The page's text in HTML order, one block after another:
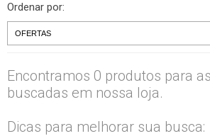
Ordenar por:
Encontramos 0 produtos para
buscadas em nossa loja.
Dicas para melhorar sua busca: